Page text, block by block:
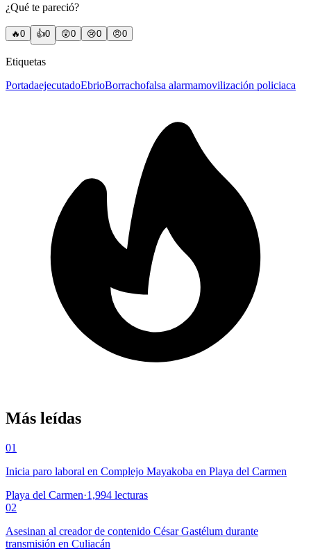
¿Qué te pareció?
🔥0 👍0 😲0 😢0 😠0
Etiquetas
PortadaejecutadoEbrioBorrachofalsa alarmamovilización policiaca
Más leídas
01
Inicia paro laboral en Complejo Mayakoba en Playa del Carmen
Playa del Carmen·1,994 lecturas
02
Asesinan al creador de contenido César Gastélum durante
transmisión en Culiacán